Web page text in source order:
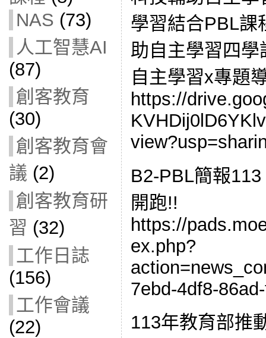
NAS (73)
人工智慧AI
(87)
創客教育
(30)
創客教育會
議 (2)
創客教育研
習 (32)
工作日誌
(156)
工作會議
(22)
學習結合PBL課
助自主學習四
自主學習x專題
https://
B2-PBL簡報
開跑!!
https://
ex.php?
7ebd-4df8-
113年教育部推